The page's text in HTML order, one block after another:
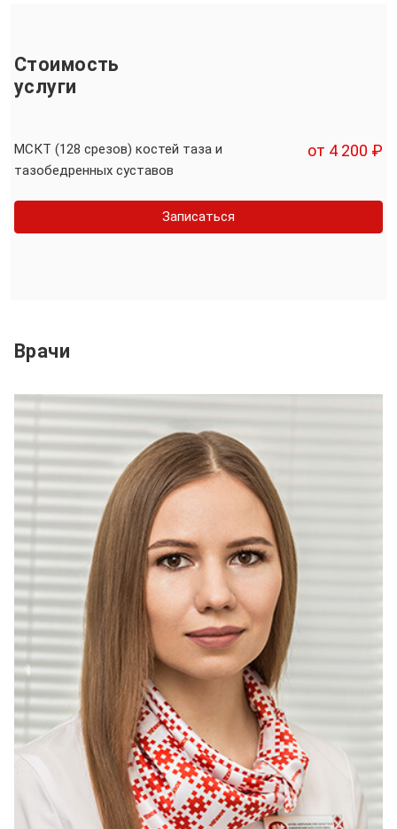
Стоимость
услуги
МСКТ (128 срезов) костей таза и
тазобедренных суставов
от 4 200 ₽
Записаться
Врачи